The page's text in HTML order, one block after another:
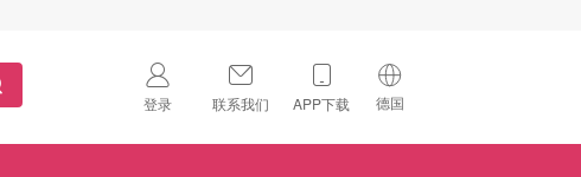
登录 联系我们 APP下载 德国
🇺🇸